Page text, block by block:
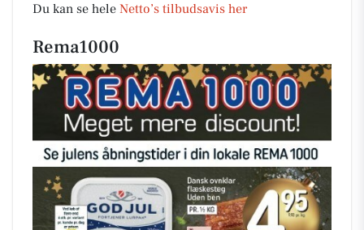
Du kan se hele Netto’s tilbudsavis her
Rema1000